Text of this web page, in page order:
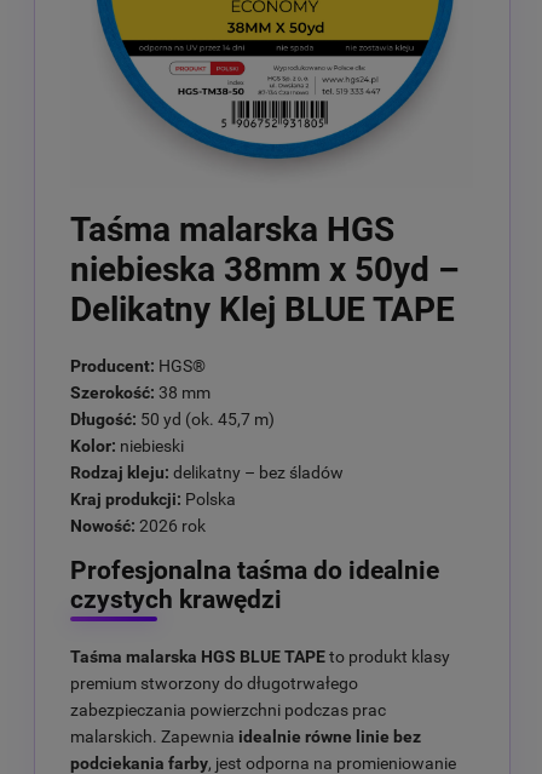
Taśma malarska HGS
niebieska 38mm x 50yd –
Delikatny Klej BLUE TAPE
Producent: HGS®
Szerokość: 38 mm
Długość: 50 yd (ok. 45,7 m)
Kolor: niebieski
Rodzaj kleju: delikatny – bez śladów
Kraj produkcji: Polska
Nowość: 2026 rok
Profesjonalna taśma do idealnie
czystych krawędzi
Taśma malarska HGS BLUE TAPEto produkt klasy
premium stworzony do długotrwałego
zabezpieczania powierzchni podczas prac
malarskich. Zapewnia idealnie równe linie bez
podciekania farby, jest odporna na promieniowanie